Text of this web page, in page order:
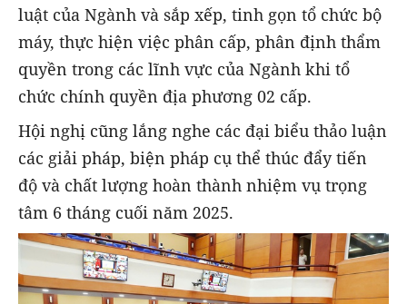
luật của Ngành và sắp xếp, tinh gọn tổ chức bộ
máy, thực hiện việc phân cấp, phân định thẩm
quyền trong các lĩnh vực của Ngành khi tổ
chức chính quyền địa phương 02 cấp.
Hội nghị cũng lắng nghe các đại biểu thảo luận
các giải pháp, biện pháp cụ thể thúc đẩy tiến
độ và chất lượng hoàn thành nhiệm vụ trọng
tâm 6 tháng cuối năm 2025.